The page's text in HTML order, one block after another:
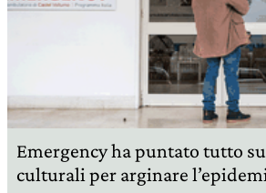
Emergency ha puntato tutto
culturali per arginare